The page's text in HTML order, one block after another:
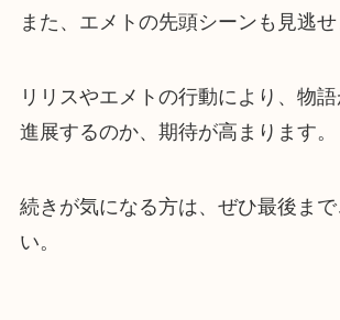
また、エメトの先頭シーンも見逃せ
リリスやエメトの行動により、物
進展するのか、期待が高まります。
続きが気になる方は、ぜひ最後まで
い。